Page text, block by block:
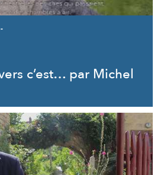
c’est… par Michel